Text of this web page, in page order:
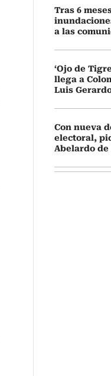
Tras 6
a las
‘Ojo de
llega a
Luis
Con nueva
electoral,
Abelardo